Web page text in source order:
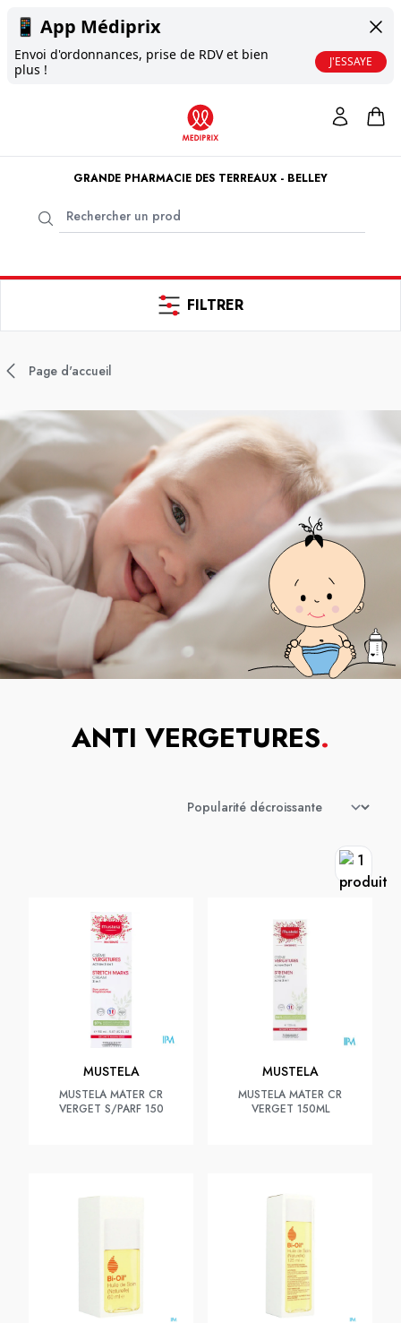
📱 App Médiprix
Envoi d'ordonnances, prise de RDV et bien
plus !
J'ESSAYE
GRANDE PHARMACIE DES TERREAUX - BELLEY
FILTRER
Page d'accueil
ANTI VERGETURES.
MUSTELA
MUSTELA MATER CR
VERGET S/PARF 150
MUSTELA
MUSTELA MATER CR
VERGET 150ML